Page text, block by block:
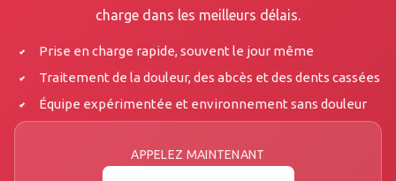
charge dans les meilleurs délais.
Prise en charge rapide, souvent le jour même
Traitement de la douleur, des abcès et des dents cassées
Équipe expérimentée et environnement sans douleur
APPELEZ MAINTENANT